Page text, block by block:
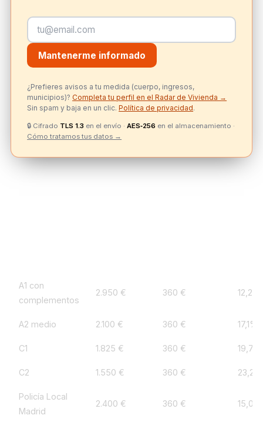
Mantenerme informado
¿Prefieres avisos a tu medida (cuerpo, ingresos,
municipios)? Completa tu perfil en el Radar de Vivienda →
Sin spam y baja en un clic.Política de privacidad.
🔒 Cifrado TLS 1.3 en el envío ·AES‑256 en el almacenamiento ·
Cómo tratamos tus datos →
A1 con
complementos
2.950 € 360 € 12,2%
A2 medio 2.100 € 360 € 17,1%
C1 1.825 € 360 € 19,7%
C2 1.550 € 360 € 23,2%
Policía Local
Madrid
2.400 € 360 € 15,0%